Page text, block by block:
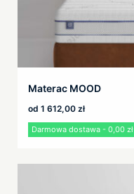
Materac MOOD
od 1 612,00 zł
Darmowa dostawa - 0,00 zł